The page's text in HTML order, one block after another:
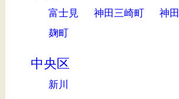
富士見 神田三崎町
神
麹町
中央区
新川